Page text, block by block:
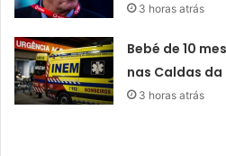
3 horas atrás
Bebé de 10
nas Caldas da
3 horas atrás